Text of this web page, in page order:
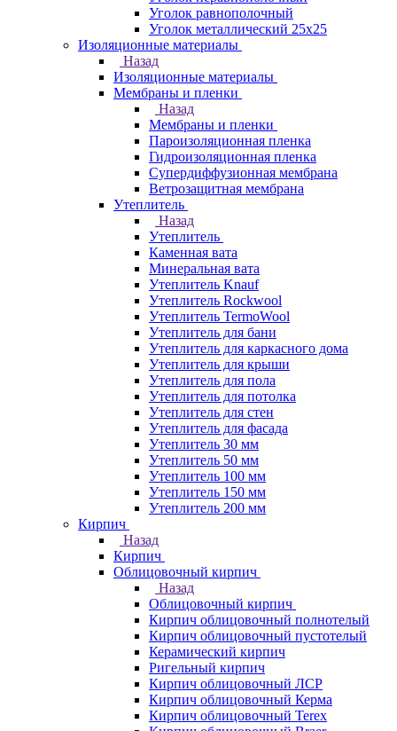
Уголок равнополочный
Уголок металлический 25х25
Изоляционные материалы
Назад
Изоляционные материалы
Мембраны и пленки
Назад
Мембраны и пленки
Пароизоляционная пленка
Гидроизоляционная пленка
Супердиффузионная мембрана
Ветрозащитная мембрана
Утеплитель
Назад
Утеплитель
Каменная вата
Минеральная вата
Утеплитель Knauf
Утеплитель Rockwool
Утеплитель TermoWool
Утеплитель для бани
Утеплитель для каркасного дома
Утеплитель для крыши
Утеплитель для пола
Утеплитель для потолка
Утеплитель для стен
Утеплитель для фасада
Утеплитель 30 мм
Утеплитель 50 мм
Утеплитель 100 мм
Утеплитель 150 мм
Утеплитель 200 мм
Кирпич
Назад
Кирпич
Облицовочный кирпич
Назад
Облицовочный кирпич
Кирпич облицовочный полнотелый
Кирпич облицовочный пустотелый
Керамический кирпич
Ригельный кирпич
Кирпич облицовочный ЛСР
Кирпич облицовочный Керма
Кирпич облицовочный Terex